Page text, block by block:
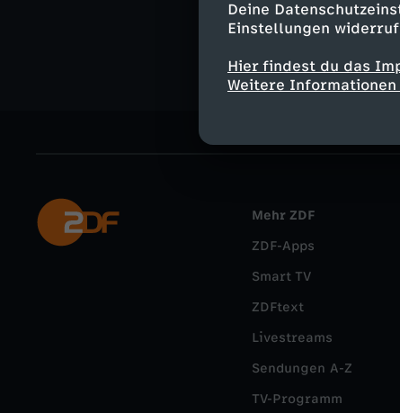
Deine
Einstellungen
Hier findest du das
Weitere
Wissen
Mehr ZDF
ZDF-Apps
Smart TV
ZDFtext
Livestreams
Sendungen A-Z
TV-Programm